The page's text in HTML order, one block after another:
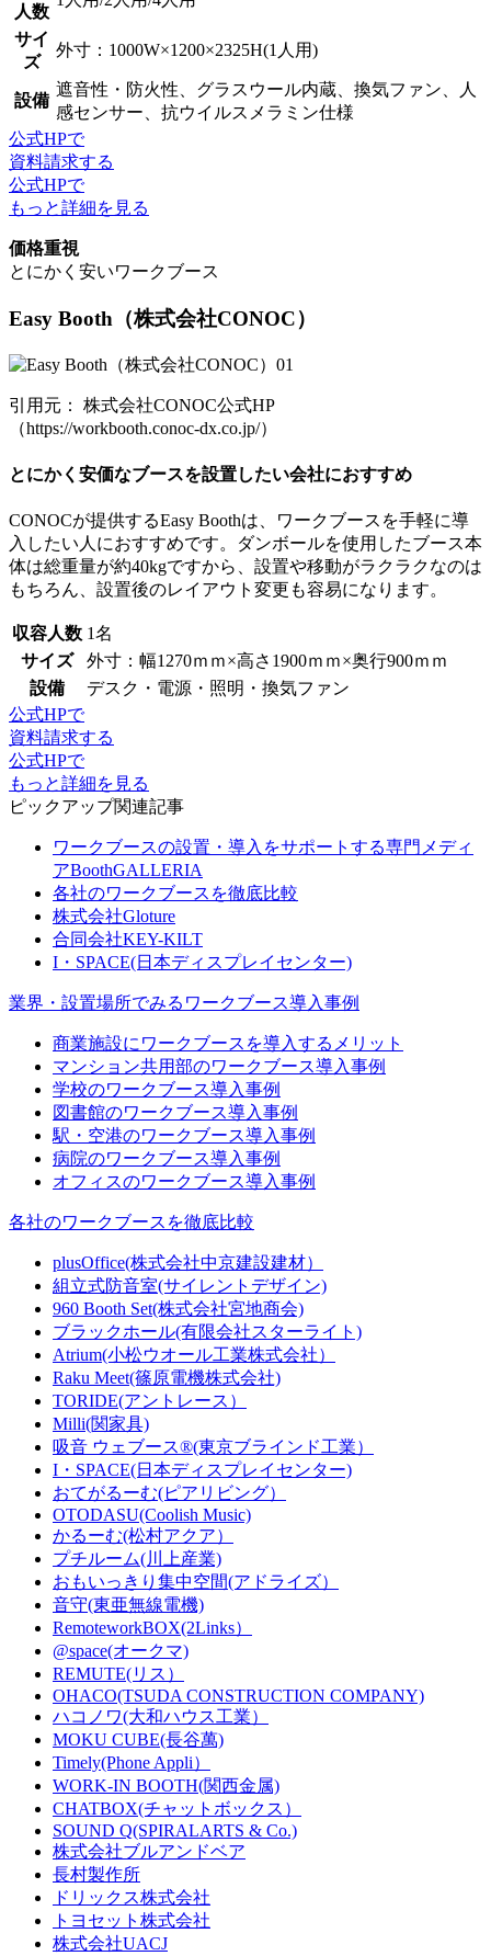
人数
サイ
ズ
外寸：1000W×1200×2325H(1人用)
設備
遮音性・防火性、グラスウール内蔵、換気ファン、人
感センサー、抗ウイルスメラミン仕様
公式HPで
資料請求する
公式HPで
もっと詳細を見る
価格重視
とにかく安いワークブース
Easy Booth （株式会社CONOC）
引用元： 株式会社CONOC公式HP
（https://workbooth.conoc-dx.co.jp/）
とにかく安価なブースを設置したい会社におすすめ
CONOCが提供するEasy Boothは、ワークブースを手軽に導
入したい人におすすめです。
ダンボールを使用したブース本
体は総重量が約40kgですから、設置や移動がラクラクなのは
もちろん、設置後のレイアウト変更も容易になります。
収容人数 1名
サイズ
外寸：幅1270ｍｍ×高さ1900ｍｍ×奥行900ｍｍ
設備
デスク・電源・照明・換気ファン
公式HPで
資料請求する
公式HPで
もっと詳細を見る
ピックアップ関連記事
ワークブースの設置・導入をサポートする専門メディ
アBoothGALLERIA
各社のワークブースを徹底比較
株式会社Gloture
合同会社KEY-KILT
I・SPACE(日本ディスプレイセンター)
業界・設置場所でみるワークブース導入事例
商業施設にワークブースを導入するメリット
マンション共用部のワークブース導入事例
学校のワークブース導入事例
図書館のワークブース導入事例
駅・空港のワークブース導入事例
病院のワークブース導入事例
オフィスのワークブース導入事例
各社のワークブースを徹底比較
plusOffice(株式会社中京建設建材）
組立式防音室(サイレントデザイン)
960 Booth Set(株式会社宮地商会)
ブラックホール(有限会社スターライト)
Atrium(小松ウオール工業株式会社）
Raku Meet(篠原電機株式会社)
TORIDE(アントレース）
Milli(関家具)
吸音 ウェブース®︎(東京ブラインド工業）
I・SPACE(日本ディスプレイセンター)
おてがるーむ(ピアリビング）
OTODASU(Coolish Music)
かるーむ(松村アクア）
プチルーム(川上産業)
おもいっきり集中空間(アドライズ）
音守(東亜無線電機)
RemoteworkBOX(2Links）
@space(オークマ)
REMUTE(リス）
OHACO(TSUDA CONSTRUCTION COMPANY)
ハコノワ(大和ハウス工業）
MOKU CUBE(長谷萬)
Timely(Phone Appli）
WORK-IN BOOTH(関西金属)
CHATBOX(チャットボックス）
SOUND Q(SPIRALARTS & Co.)
株式会社ブルアンドベア
長村製作所
ドリックス株式会社
‎トヨセット株式会社
株式会社UACJ